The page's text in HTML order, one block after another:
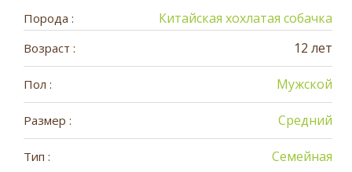
Порода : Китайская хохлатая собачка
Возраст : 12 лет
Пол : Мужской
Размер : Средний
Тип : Семейная